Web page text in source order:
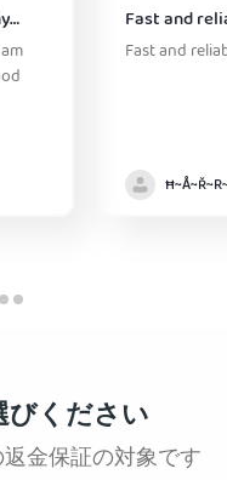
Fast and
Fast and
ください
金保証の対象です